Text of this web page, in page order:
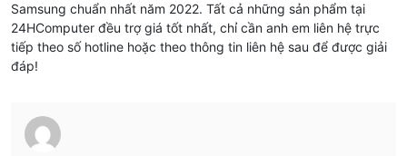
Samsung chuẩn nhất năm 2022. Tất cả những sản phẩm tại
24HComputer đều trợ giá tốt nhất, chỉ cần anh em liên hệ trực
tiếp theo số hotline hoặc theo thông tin liên hệ sau để được giải
đáp!